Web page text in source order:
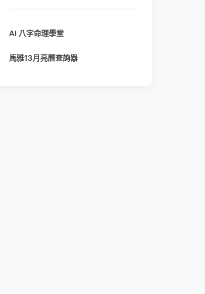
AI 八字命理學堂
馬雅13月亮曆查詢器